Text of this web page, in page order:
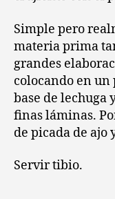
Simple pero
materia prima
grandes
colocando en
base de lechuga
finas láminas.
de picada de
Servir tibio.